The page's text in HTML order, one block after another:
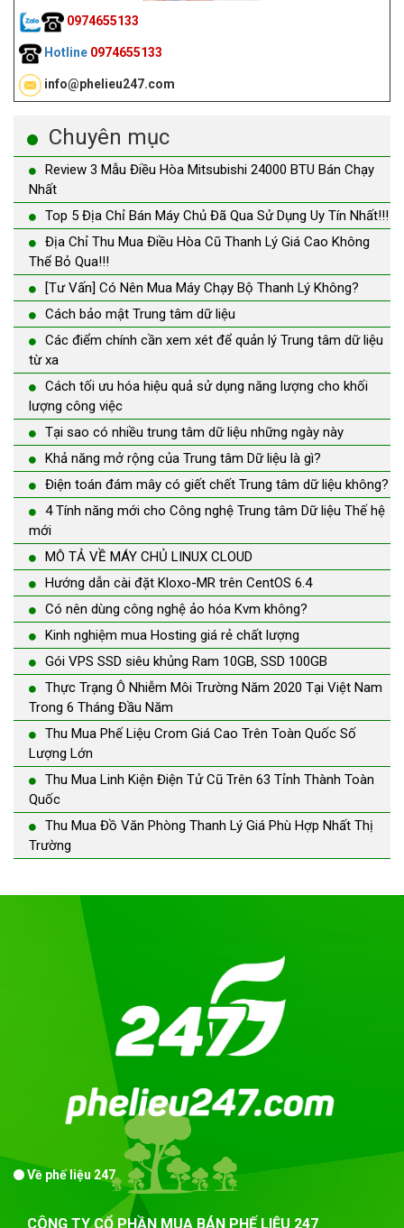
0974655133
Hotline 0974655133
info@phelieu247.com
Chuyên mục
Review 3 Mẫu Điều Hòa Mitsubishi 24000 BTU Bán Chạy
Nhất
Top 5 Địa Chỉ Bán Máy Chủ Đã Qua Sử Dụng Uy Tín Nhất!!!
Địa Chỉ Thu Mua Điều Hòa Cũ Thanh Lý Giá Cao Không
Thể Bỏ Qua!!!
[Tư Vấn] Có Nên Mua Máy Chạy Bộ Thanh Lý Không?
Cách bảo mật Trung tâm dữ liệu
Các điểm chính cần xem xét để quản lý Trung tâm dữ liệu
từ xa
Cách tối ưu hóa hiệu quả sử dụng năng lượng cho khối
lượng công việc
Tại sao có nhiều trung tâm dữ liệu những ngày này
Khả năng mở rộng của Trung tâm Dữ liệu là gì?
Điện toán đám mây có giết chết Trung tâm dữ liệu không?
4 Tính năng mới cho Công nghệ Trung tâm Dữ liệu Thế hệ
mới
MÔ TẢ VỀ MÁY CHỦ LINUX CLOUD
Hướng dẫn cài đặt Kloxo-MR trên CentOS 6.4
Có nên dùng công nghệ ảo hóa Kvm không?
Kinh nghiệm mua Hosting giá rẻ chất lượng
Gói VPS SSD siêu khủng Ram 10GB, SSD 100GB
Thực Trạng Ô Nhiễm Môi Trường Năm 2020 Tại Việt Nam
Trong 6 Tháng Đầu Năm
Thu Mua Phế Liệu Crom Giá Cao Trên Toàn Quốc Số
Lượng Lớn
Thu Mua Linh Kiện Điện Tử Cũ Trên 63 Tỉnh Thành Toàn
Quốc
Thu Mua Đồ Văn Phòng Thanh Lý Giá Phù Hợp Nhất Thị
Trường
Về phế liệu 247
CÔNG TY CỔ PHẦN MUA BÁN PHẾ LIỆU 247